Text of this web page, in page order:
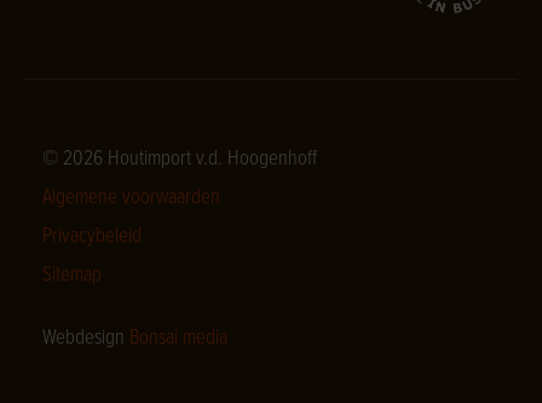
© 2026 Houtimport v.d. Hoogenhoff
Algemene voorwaarden
Privacybeleid
Sitemap
Webdesign Bonsai media